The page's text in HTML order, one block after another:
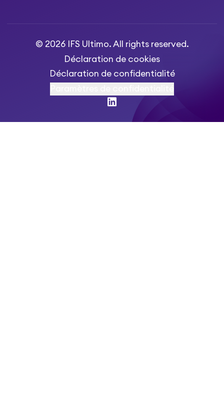
© 2026 IFS Ultimo. All rights reserved.
Déclaration de cookies
Déclaration de confidentialité